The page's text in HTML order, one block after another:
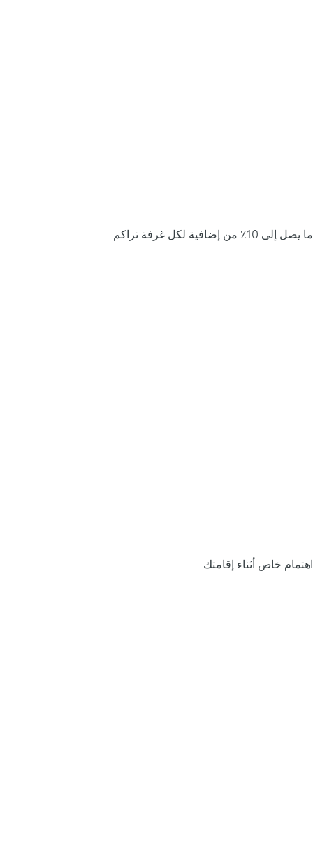
ما يصل إلى 10٪ من إضافية لكل غرفة تراكم
اهتمام خاص أثناء إقامتك